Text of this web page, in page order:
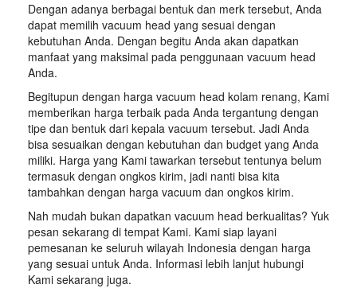
Dengan adanya berbagai bentuk dan merk tersebut, Anda
dapat memilih vacuum head yang sesuai dengan
kebutuhan Anda. Dengan begitu Anda akan dapatkan
manfaat yang maksimal pada penggunaan vacuum head
Anda.
Begitupun dengan harga vacuum head kolam renang, Kami
memberikan harga terbaik pada Anda tergantung dengan
tipe dan bentuk dari kepala vacuum tersebut. Jadi Anda
bisa sesuaikan dengan kebutuhan dan budget yang Anda
miliki. Harga yang Kami tawarkan tersebut tentunya belum
termasuk dengan ongkos kirim, jadi nanti bisa kita
tambahkan dengan harga vacuum dan ongkos kirim.
Nah mudah bukan dapatkan vacuum head berkualitas? Yuk
pesan sekarang di tempat Kami. Kami siap layani
pemesanan ke seluruh wilayah Indonesia dengan harga
yang sesuai untuk Anda. Informasi lebih lanjut hubungi
Kami sekarang juga.